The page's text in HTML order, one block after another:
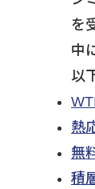
を
中
以
熱
無
積